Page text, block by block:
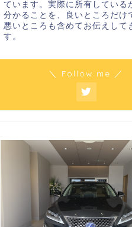
ています。実際に所有している
分かることを、良いところだけ
悪いところも含めてお伝えして
す。
＼ Follow me ／